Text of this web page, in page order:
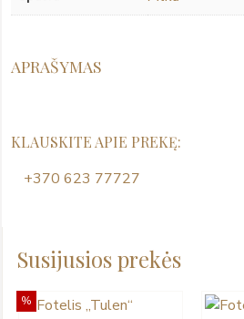
APRAŠYMAS
KLAUSKITE APIE PREKĘ:
+370 623 77727
Susijusios prekės
%